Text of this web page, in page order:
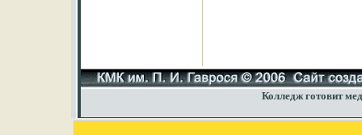
Колледж готовит